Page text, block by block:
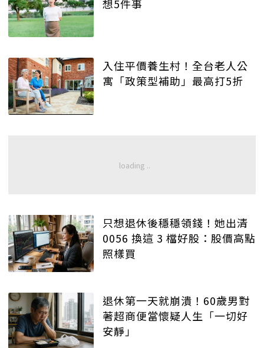
想5件事
入住平價養生村！全台老人公
寓「政策型補助」最高打5折
只想退休後穩穩領錢！她出清
0056 換這 3 檔好股：股價高點
照樣買
退休第一天就崩潰！60歲男對
著超商便當懷疑人生「一切好
安靜」